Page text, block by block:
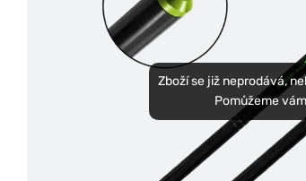
Zboží se již neprodává,
Pomůžeme